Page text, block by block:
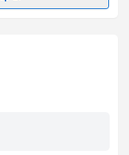
takvimi talebi
almanız için bir
bilgilendireceğiz.